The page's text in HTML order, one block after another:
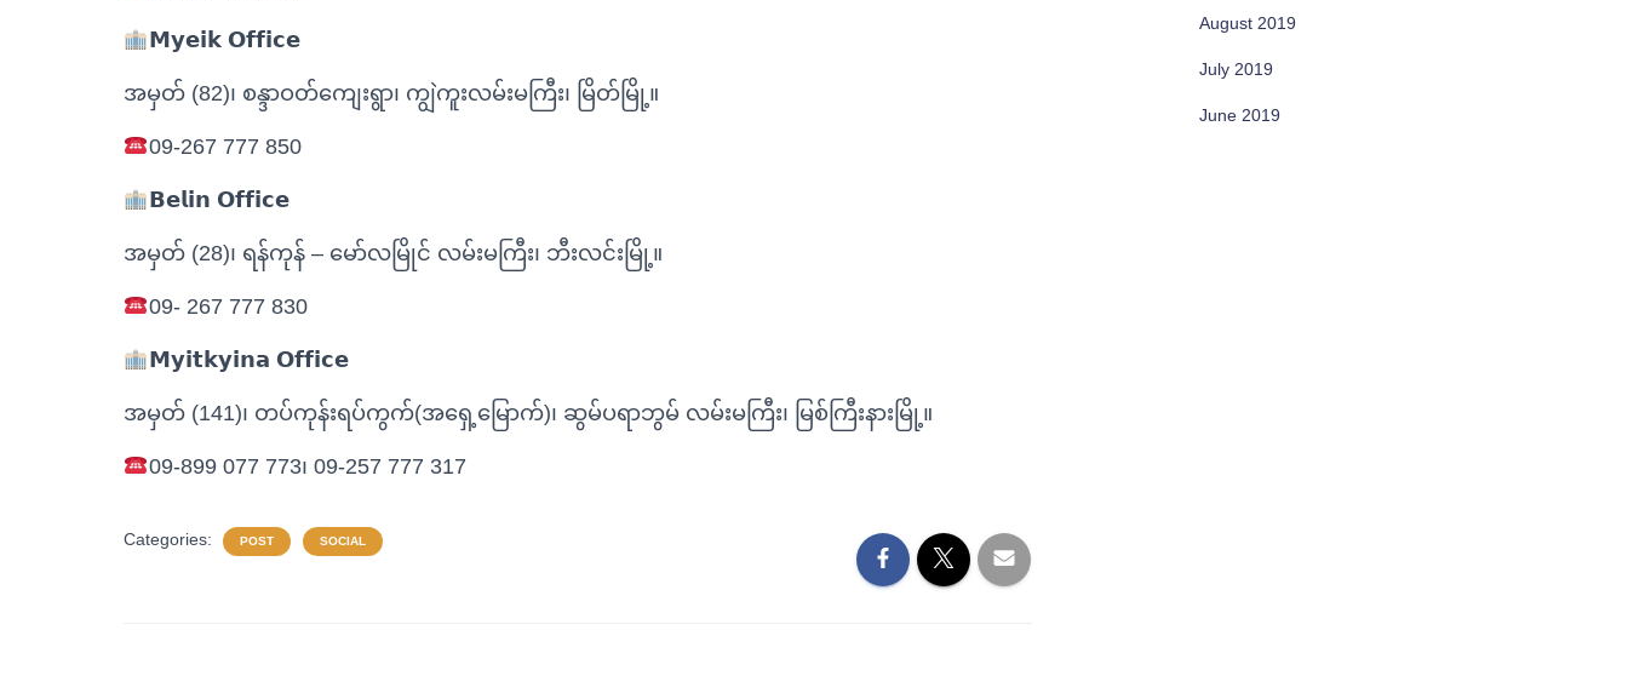
𝗠𝘆𝗲𝗶𝗸 𝗢𝗳𝗳𝗶𝗰𝗲
အမှတ် (82)၊ စန္ဒာဝတ်ကျေးရွာ၊ ကျွဲကူးလမ်းမကြီး၊ မြိတ်မြို့။
09-267 777 850
𝗕𝗲𝗹𝗶𝗻 𝗢𝗳𝗳𝗶𝗰𝗲
အမှတ် (28)၊ ရန်ကုန် – မော်လမြိုင် လမ်းမကြီး၊ ဘီးလင်းမြို့။
09- 267 777 830
𝗠𝘆𝗶𝘁𝗸𝘆𝗶𝗻𝗮 𝗢𝗳𝗳𝗶𝗰𝗲
အမှတ် (141)၊ တပ်ကုန်းရပ်ကွက်(အရှေ့မြောက်)၊ ဆွမ်ပရာဘွမ် လမ်းမကြီး၊ မြစ်ကြီးနားမြို့။
09-899 077 773၊ 09-257 777 317
Categories: POST SOCIAL
August 2019
July 2019
June 2019